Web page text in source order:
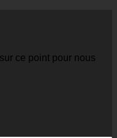
ce point pour nous